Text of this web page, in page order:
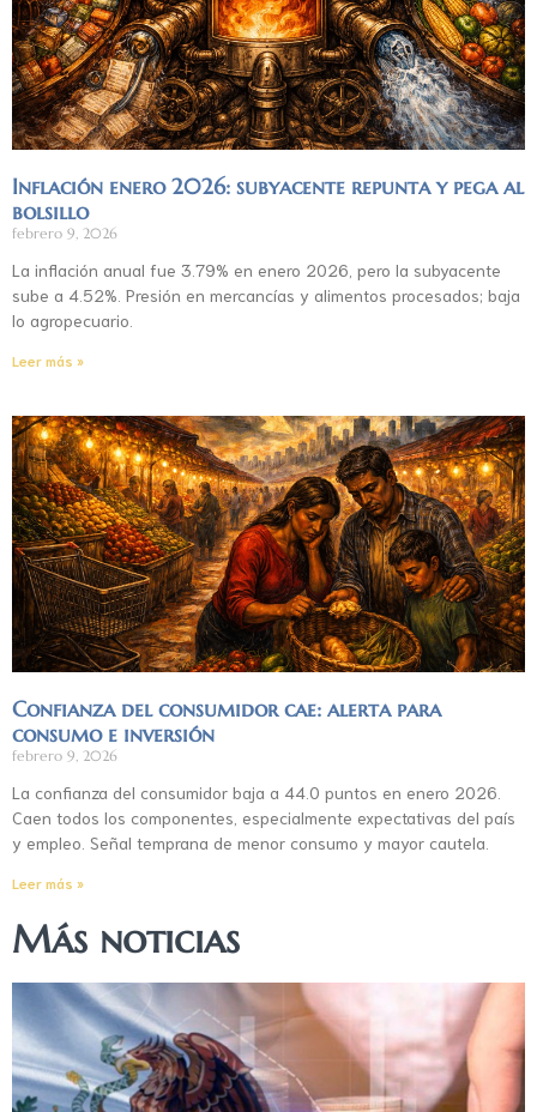
Inflación enero 2026: subyacente repunta y pega al
bolsillo
febrero 9, 2026
La inflación anual fue 3.79% en enero 2026, pero la subyacente
sube a 4.52%. Presión en mercancías y alimentos procesados; baja
lo agropecuario.
Leer más »
Confianza del consumidor cae: alerta para
consumo e inversión
febrero 9, 2026
La confianza del consumidor baja a 44.0 puntos en enero 2026.
Caen todos los componentes, especialmente expectativas del país
y empleo. Señal temprana de menor consumo y mayor cautela.
Leer más »
Más noticias